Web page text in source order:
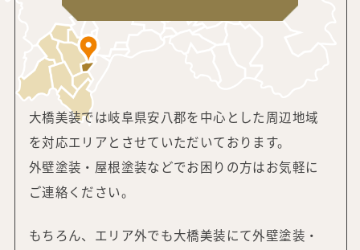
大橋美装では岐阜県安八郡を中心とした周辺地域
を対応エリアと させていただいております。
外壁塗装・屋根塗装などでお困りの方はお気軽に
ご連絡ください。
もちろん、エリア外でも大橋美装にて外壁塗装・